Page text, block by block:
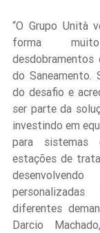
“O Grupo Unità
forma
do Saneamento.
do desafio e
ser parte da
investindo em
para
estações de
diferentes
Darcio